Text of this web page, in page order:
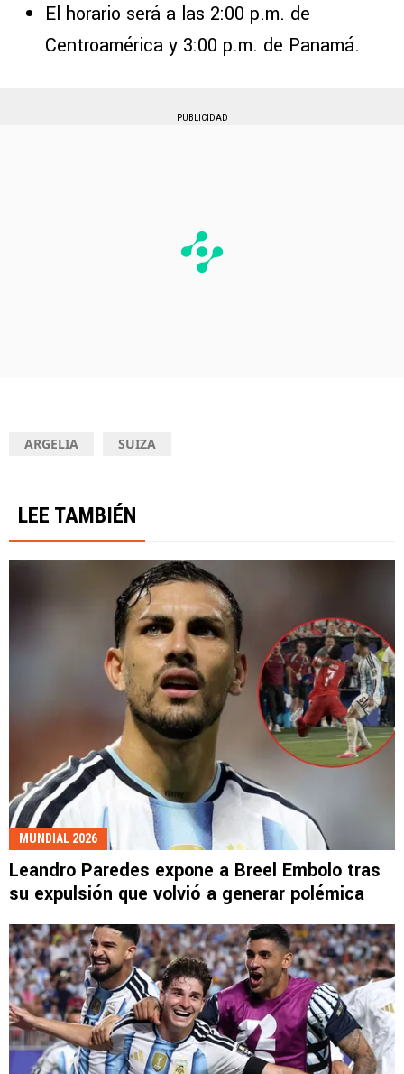
El horario será a las 2:00 p.m. de
Centroamérica y 3:00 p.m. de Panamá.
PUBLICIDAD
ARGELIA SUIZA
LEE TAMBIÉN
MUNDIAL 2026
Leandro Paredes expone a Breel Embolo tras
su expulsión que volvió a generar polémica